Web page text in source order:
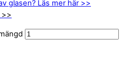
glasen? Läs mer här >>